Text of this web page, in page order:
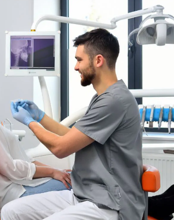
Bartłomiej Pawlus
Lekarz Ortodonta